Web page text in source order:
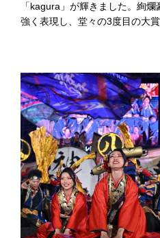
「kagura」が輝きました。絢
強く表現し、堂々の3度目の大賞